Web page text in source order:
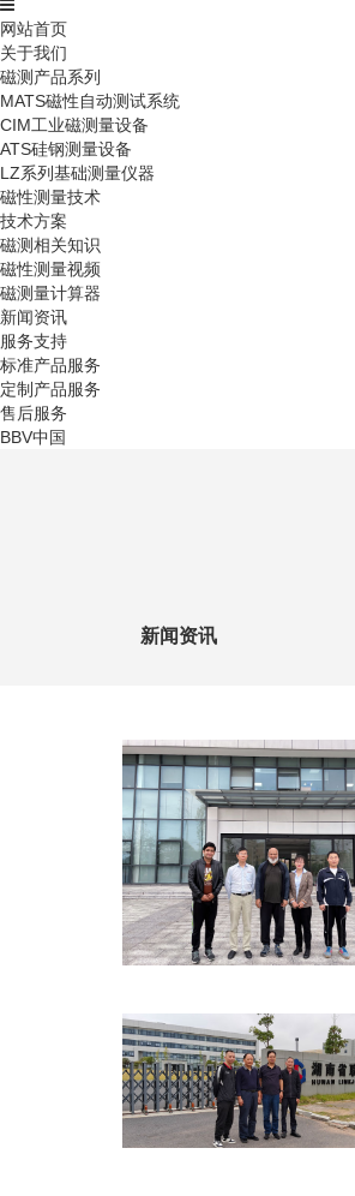
网站首页
关于我们
磁测产品系列
MATS磁性自动测试系统
CIM工业磁测量设备
ATS硅钢测量设备
LZ系列基础测量仪器
磁性测量技术
技术方案
磁测相关知识
磁性测量视频
磁测量计算器
新闻资讯
服务支持
标准产品服务
定制产品服务
售后服务
BBV中国
新闻资讯